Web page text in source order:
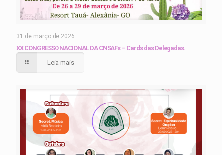
31 de março de 2026
XX CONGRESSO NACIONAL DA CNSAFs – Cards das Delegadas.
Leia mais